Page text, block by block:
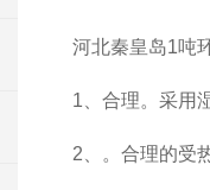
河北秦皇岛1吨
1、合理。采用
2、。合理的受